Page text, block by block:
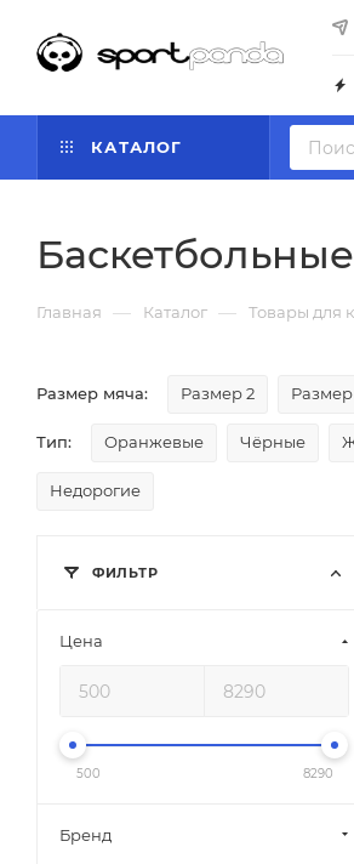
КАТАЛОГ
Главная — Каталог — Товары для
Размер мяча: Размер 2 Размер
Тип: Оранжевые Чёрные
Недорогие
ФИЛЬТР
Цена
500 8290
Бренд